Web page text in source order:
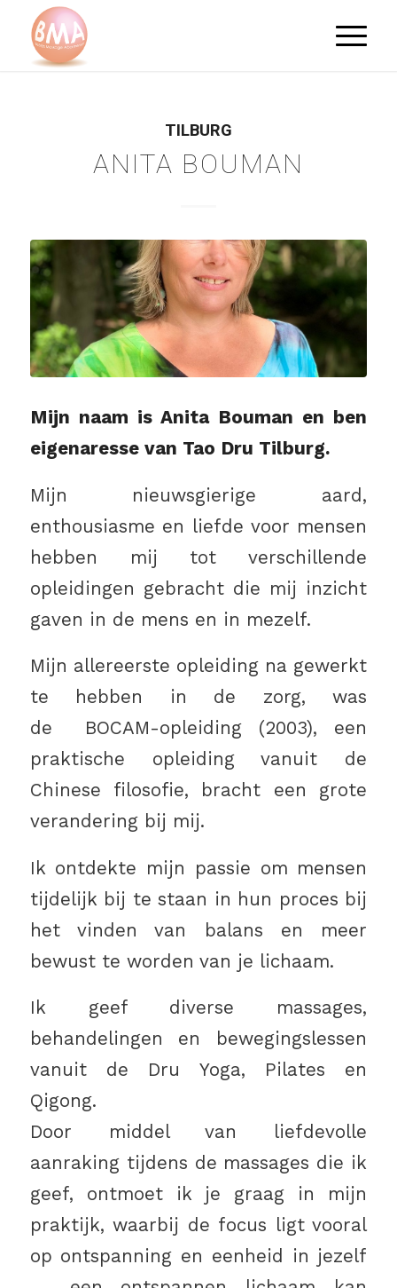
TILBURG
ANITA BOUMAN
Mijn naam is Anita Bouman en ben
eigenaresse van Tao Dru Tilburg.
Mijn nieuwsgierige aard,
enthousiasme en liefde voor mensen
hebben mij tot verschillende
opleidingen gebracht die mij inzicht
gaven in de mens en in mezelf.
Mijn allereerste opleiding na gewerkt
te hebben in de zorg, was
de BOCAM-opleiding (2003), een
praktische opleiding vanuit de
Chinese filosofie, bracht een grote
verandering bij mij.
Ik ontdekte mijn passie om mensen
tijdelijk bij te staan in hun proces bij
het vinden van balans en meer
bewust te worden van je lichaam.
Ik geef diverse massages,
behandelingen en bewegingslessen
vanuit de Dru Yoga, Pilates en
Qigong.
Door middel van liefdevolle
aanraking tijdens de massages die ik
geef, ontmoet ik je graag in mijn
praktijk, waarbij de focus ligt vooral
op ontspanning en eenheid in jezelf